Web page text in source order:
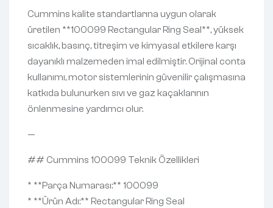
Cummins kalite standartlarına uygun olarak
üretilen **100099 Rectangular Ring Seal**, yüksek
sıcaklık, basınç, titreşim ve kimyasal etkilere karşı
dayanıklı malzemeden imal edilmiştir. Orijinal conta
kullanımı, motor sistemlerinin güvenilir çalışmasına
katkıda bulunurken sıvı ve gaz kaçaklarının
önlenmesine yardımcı olur.
—
## Cummins 100099 Teknik Özellikleri
* **Parça Numarası:** 100099
* **Ürün Adı:** Rectangular Ring Seal